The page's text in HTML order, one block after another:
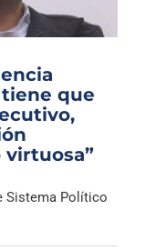
tiene que
Sistema Político